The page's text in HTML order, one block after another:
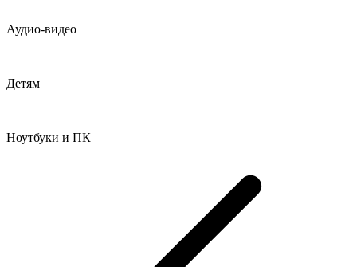
Аудио-видео
Детям
Ноутбуки и ПК